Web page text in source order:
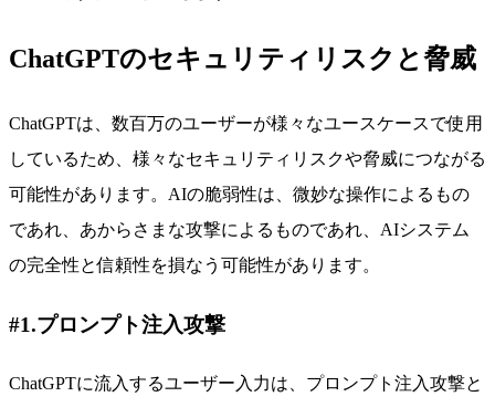
ChatGPTのセキュリティリスクと脅威
ChatGPTは、数百万のユーザーが様々なユースケースで使用
しているため、様々なセキュリティリスクや脅威につながる
可能性があります。AIの脆弱性は、微妙な操作によるもの
であれ、あからさまな攻撃によるものであれ、AIシステム
の完全性と信頼性を損なう可能性があります。
#1.プロンプト注入攻撃
ChatGPTに流入するユーザー入力は、プロンプト注入攻撃と